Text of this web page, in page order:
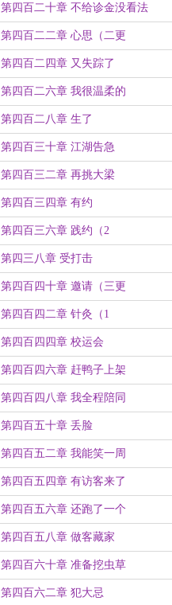
第四百二十章 不给诊金没看法
第四百二二章 心思（二更
第四百二四章 又失踪了
第四百二六章 我很温柔的
第四百二八章 生了
第四百三十章 江湖告急
第四百三二章 再挑大梁
第四百三四章 有约
第四百三六章 践约（2
第四三八章 受打击
第四百四十章 邀请（三更
第四百四二章 针灸（1
第四百四四章 校运会
第四百四六章 赶鸭子上架
第四百四八章 我全程陪同
第四百五十章 丢脸
第四百五二章 我能笑一周
第四百五四章 有访客来了
第四百五六章 还跑了一个
第四百五八章 做客藏家
第四百六十章 准备挖虫草
第四百六二章 犯大忌